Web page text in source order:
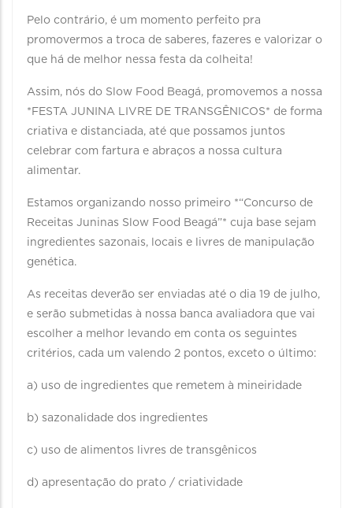
Pelo contrário, é um momento perfeito pra
promovermos a troca de saberes, fazeres e valorizar o
que há de melhor nessa festa da colheita!
Assim, nós do Slow Food Beagá, promovemos a nossa
*FESTA JUNINA LIVRE DE TRANSGÊNICOS* de forma
criativa e distanciada, até que possamos juntos
celebrar com fartura e abraços a nossa cultura
alimentar.
Estamos organizando nosso primeiro *“Concurso de
Receitas Juninas Slow Food Beagá”* cuja base sejam
ingredientes sazonais, locais e livres de manipulação
genética.
As receitas deverão ser enviadas até o dia 19 de julho,
e serão submetidas à nossa banca avaliadora que vai
escolher a melhor levando em conta os seguintes
critérios, cada um valendo 2 pontos, exceto o último:
a) uso de ingredientes que remetem à mineiridade
b) sazonalidade dos ingredientes
c) uso de alimentos livres de transgênicos
d) apresentação do prato / criatividade